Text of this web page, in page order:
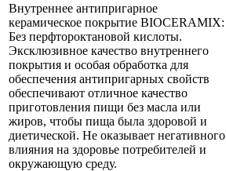
Внутреннее антипригарное
керамическое покрытие BIOCERAMIX:
Без перфтороктановой кислоты.
Эксклюзивное качество внутреннего
покрытия и особая обработка для
обеспечения антипригарных свойств
обеспечивают отличное качество
приготовления пищи без масла или
жиров, чтобы пища была здоровой и
диетической. Не оказывает негативного
влияния на здоровье потребителей и
окружающую среду.